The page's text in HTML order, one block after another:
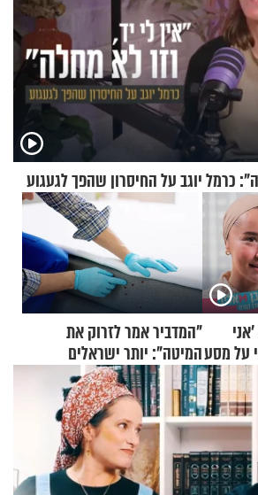
כרמל יוגב על החיסרון שהפך לגעגוע
על מסע
"המדביר אמר לזרוק את
המיטה": יותר ישראלים
מדווחים על מכת פשפשי
המיטה